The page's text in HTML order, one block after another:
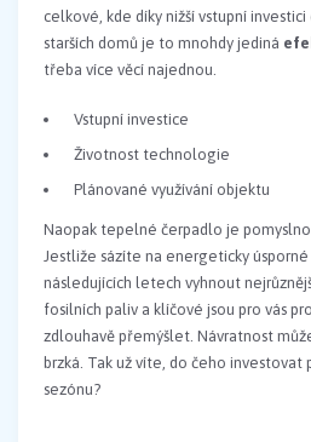
celkové, kde díky nižší vstupní
starších domů je to mnohdy jediná
třeba více věcí najednou.
Vstupní investice
Životnost technologie
Plánované využívání objektu
Naopak tepelné čerpadlo je
Jestliže sázíte na energeticky
následujících letech vyhnout
fosilních paliv a klíčové jsou pro vás
zdlouhavě přemýšlet. Návratnost
brzká. Tak už víte, do čeho investovat
sezónu?